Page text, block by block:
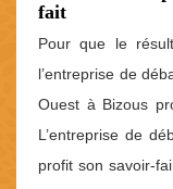
fait
Pour que le
l’entreprise de
Ouest à Bizous
L’entreprise de
profit son savoir-